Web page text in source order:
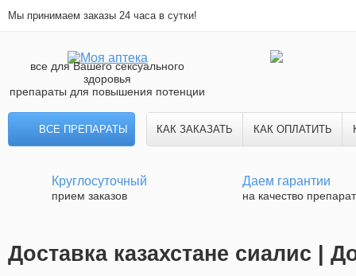
Мы принимаем заказы 24 часа в сутки!
все для Вашего сексуального
здоровья
препараты для повышения потенции
ВСЕ ПРЕПАРАТЫ КАК ЗАКАЗАТЬ КАК ОПЛАТИТЬ
Круглосуточный
прием заказов
Даем гарантии
на качество
Доставка казахстане сиалис |